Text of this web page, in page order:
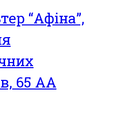
“Афіна”,
65 АА